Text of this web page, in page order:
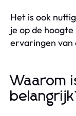
Het is ook
je op de
ervaringen van
Waarom